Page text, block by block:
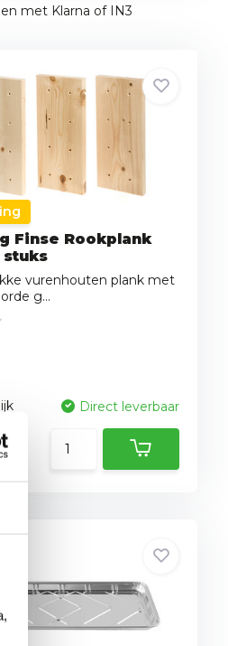
met Klarna of IN3
Finse Rookplank
stuks
vurenhouten plank met
g...
Direct leverbaar